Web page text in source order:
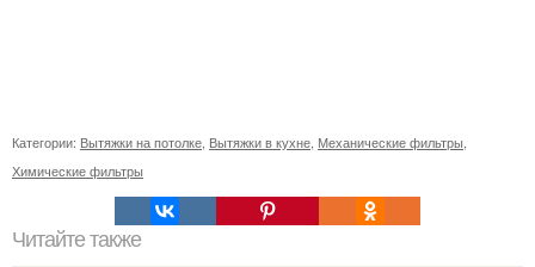
Категории: Вытяжки на потолке Вытяжки в кухне Механические фильтры
Химические фильтры
Читайте также